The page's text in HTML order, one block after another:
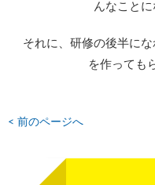
んなことに
それに、研修の後半にな
を作っても
< 前のページへ